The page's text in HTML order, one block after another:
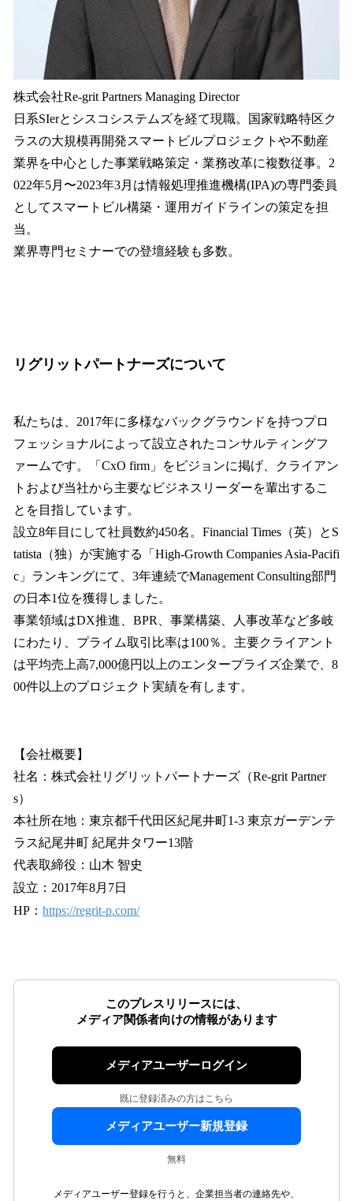
株式会社Re-grit Partners Managing Director
日系SIerとシスコシステムズを経て現職。国家戦略特区ク
ラスの大規模再開発スマートビルプロジェクトや不動産
業界を中心とした事業戦略策定・業務改革に複数従事。2
022年5月〜2023年3月は情報処理推進機構(IPA)の専門委員
としてスマートビル構築・運用ガイドラインの策定を担
当。
業界専門セミナーでの登壇経験も多数。
リグリットパートナーズについて
私たちは、2017年に多様なバックグラウンドを持つプロ
フェッショナルによって設立されたコンサルティングフ
ァームです。「CxO firm」をビジョンに掲げ、クライアン
トおよび当社から主要なビジネスリーダーを輩出するこ
とを目指しています。
設立8年目にして社員数約450名。Financial Times（英）とS
tatista（独）が実施する「High-Growth Companies Asia-Pacifi
c」ランキングにて、3年連続でManagement Consulting部門
の日本1位を獲得しました。
事業領域はDX推進、BPR、事業構築、人事改革など多岐
にわたり、プライム取引比率は100％。主要クライアント
は平均売上高7,000億円以上のエンタープライズ企業で、8
00件以上のプロジェクト実績を有します。
【会社概要】
社名：株式会社リグリットパートナーズ（Re-grit Partner
s）
本社所在地：東京都千代田区紀尾井町1-3 東京ガーデンテ
ラス紀尾井町 紀尾井タワー13階
代表取締役：山木 智史
設立：2017年8月7日
HP： https://regrit-p.com/
このプレスリリースには、
メディア関係者向けの情報があります
メディアユーザーログイン
既に登録済みの方はこちら
メディアユーザー新規登録
無料
メディアユーザー登録を行うと、企業担当者の連絡先や、